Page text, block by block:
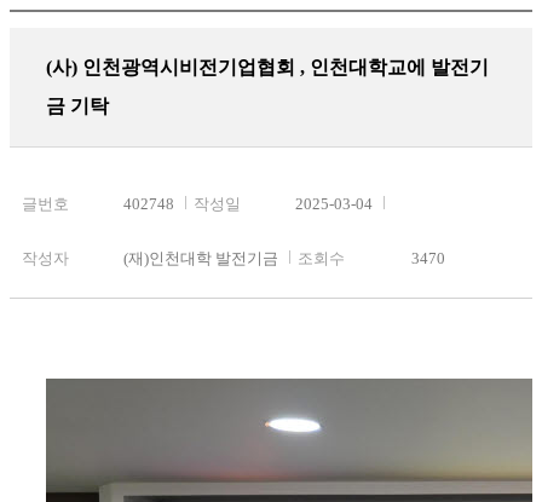
(사) 인천광역시비전기업협회 , 인천대학교에 발전기
금 기탁
글번호 402748 작성일 2025-03-04
작성자 (재)인천대학 발전기금 조회수 3470